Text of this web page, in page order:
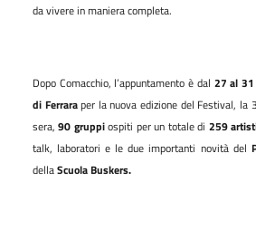
da vivere in maniera completa.
Dopo Comacchio, l’appuntamento è dal 27 al
di Ferraraper la nuova edizione del Festival, la
sera,90 gruppiospiti per un totale di 259
talk, laboratori e le due importanti novità del
dellaScuola Buskers.